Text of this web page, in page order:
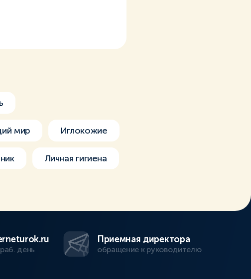
мир Иглокожие
Личная гигиена
день
Приемная директора
обращение к руководителю